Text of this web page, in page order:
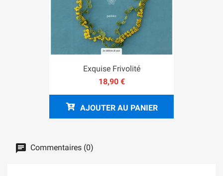
Exquise Frivolité
18,90 €
AJOUTER AU PANIER
Commentaires (0)